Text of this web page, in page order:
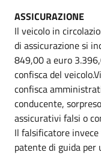
ASSICURAZIONE
Il veicolo in
di assicurazione si
849,00 a euro
confisca del
confisca
conducente,
assicurativi falsi o
Il falsificatore
patente di guida per